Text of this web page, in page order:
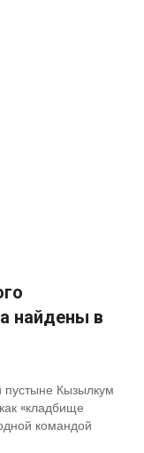
найдены в
пустыне Кызылкум
«кладбище
командой